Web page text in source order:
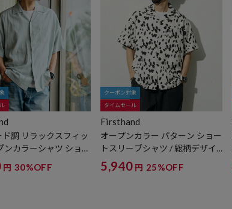
ド調 リラックスフィッ
ンカラーシャツ ショー
ドビ
円 30%OFF
クーポン対象
タイムセール
Firsthand
オープンカラー パターン ショー
トスリーブシャツ / 総柄デザイ
ン開襟シャツ / セットアップ対
応 【限定展開】
5,940 円 25%OFF